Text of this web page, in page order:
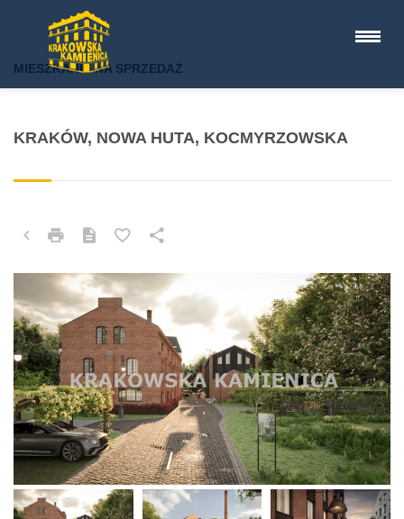
KRAKÓW, NOWA HUTA, KOCMYRZOWSKA
MIESZKANIE NA SPRZEDAŻ